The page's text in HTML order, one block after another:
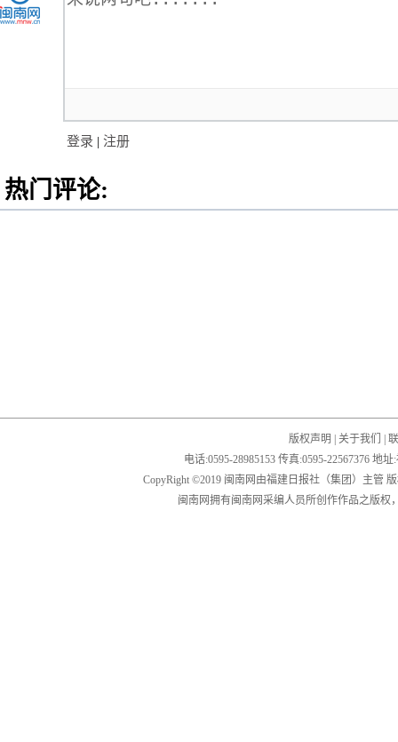
登录 | 注册
热门评论:
版权声明 关于我们
电话:0595-28985153 传真:0595-22567376 地
CopyRight ©2019 闽南网由福建日报社（集团）主管
闽南网拥有闽南网采编人员所创作作品之版